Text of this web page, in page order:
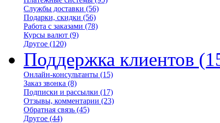
Службы доставки (56)
Подарки, скидки (56)
Работа с заказами (78)
Курсы валют (9)
Другое (120)
Поддержка клиентов
Онлайн-консультанты (15)
Заказ звонка (8)
Подписки и рассылки (17)
Отзывы, комментарии (23)
Обратная связь (45)
Другое (44)